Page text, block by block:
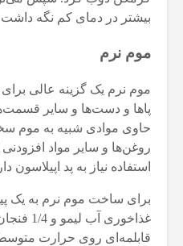
بیشتر در دمای کم نگه
موم نرم
موم نرم یک گزینه عالی
پاها و دست‌ها و سایر
حاوی موادی شبیه به موم
روغن‌ها و سایر مواد
استفاده نیاز به پد اپیلاسون
برای ساخت موم نرم به یک
قابلمه‌ای روی حرارت